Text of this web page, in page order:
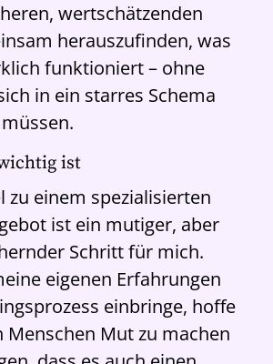
wertschätzenden
herauszufinden, was
funktioniert – ohne
in ein starres Schema
ist
zu einem spezialisierten
ist ein mutiger, aber
Schritt für mich.
eigenen Erfahrungen
einbringe, hoffe
Menschen Mut zu machen